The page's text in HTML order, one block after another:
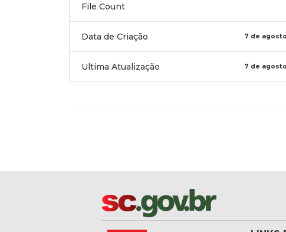
File Count
Data de Criação 7 de
Ultima Atualização 7 de